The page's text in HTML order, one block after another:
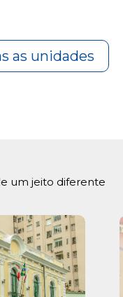
as unidades
um jeito diferente